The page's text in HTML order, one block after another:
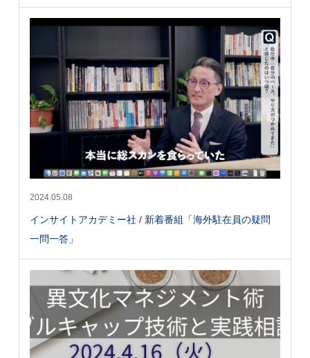
2024.05.08
インサイトアカデミー社 / 新着番組「海外駐在員の疑問
一問一答」